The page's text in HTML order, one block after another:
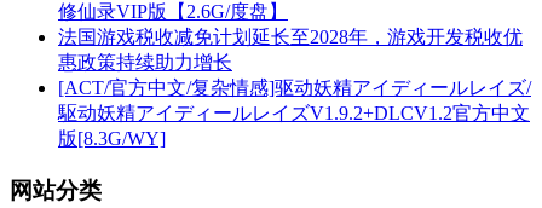
修仙录VIP版【2.6G/度盘】
法国游戏税收减免计划延长至2028年，游戏开发税收优
惠政策持续助力增长
[ACT/官方中文/复杂情感]驱动妖精アイディールレイズ/
駆动妖精アイディールレイズV1.9.2+DLCV1.2官方中文
版[8.3G/WY]
网站分类